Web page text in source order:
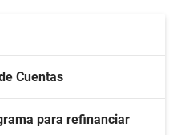
Cuentas
para refinanciar